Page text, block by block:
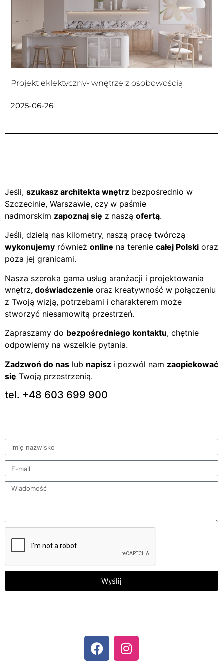
Projekt eklektyczny- wnętrze z osobowością
2025-06-26
Jeśli, szukasz architekta wnętrz bezpośrednio w
Szczecinie, Warszawie, czy w paśmie
nadmorskim zapoznaj się z naszą ofertą.
Jeśli, dzielą nas kilometry, naszą pracę twórczą
wykonujemy również online na terenie całej Polski oraz
poza jej granicami.
Nasza szeroka gama usług aranżacji i projektowania
wnętrz, doświadczenie oraz kreatywność w połączeniu
z Twoją wizją, potrzebami i charakterem może
stworzyć niesamowitą przestrzeń.
Zapraszamy do bezpośredniego kontaktu, chętnie
odpowiemy na wszelkie pytania.
Zadzwoń do nas lub napisz i pozwól nam zaopiekować
się Twoją przestrzenią.
tel. +48 603 699 900
Wyślij